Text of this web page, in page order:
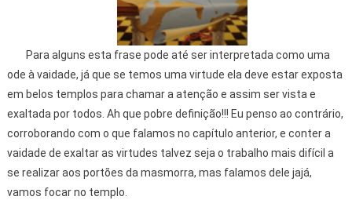
Para alguns esta frase pode até ser interpretada como uma
ode à vaidade, já que se temos uma virtude ela deve estar exposta
em belos templos para chamar a atenção e assim ser vista e
exaltada por todos. Ah que pobre definição!!! Eu penso ao contrário,
corroborando com o que falamos no capítulo anterior, e conter a
vaidade de exaltar as virtudes talvez seja o trabalho mais difícil a
se realizar aos portões da masmorra, mas falamos dele jajá,
vamos focar no templo.